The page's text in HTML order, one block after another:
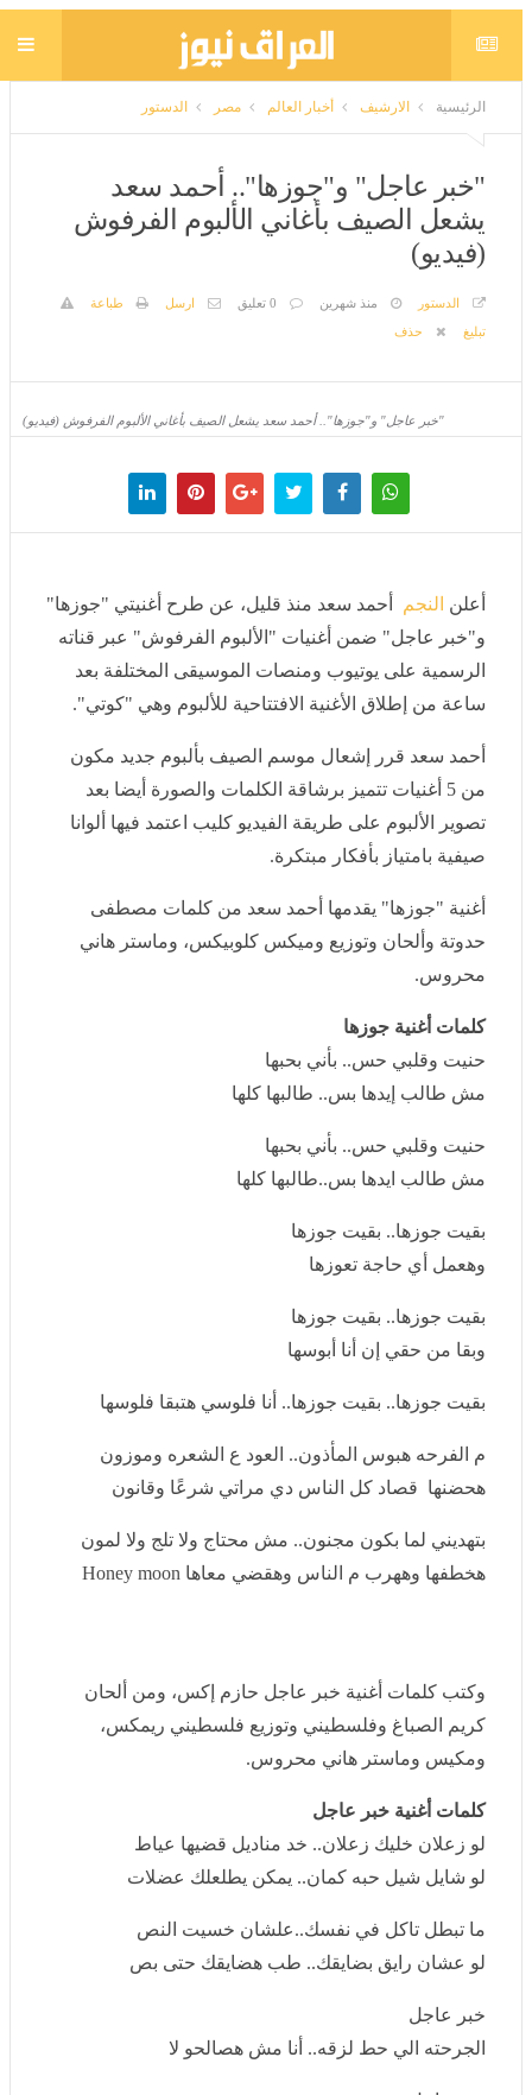
الرئيسية الارشيف أخبار العالم الدستور
"خبر عاجل" و"جوزها".. أحمد سعد يشعل
الصيف بأغاني الألبوم الفرفوش (فيديو)
الدستور
"خبر عاجل" و"جوزها".. أحمد سعد يشعل الصيف بأغاني الألبوم الفرفوش (فيديو)
أعلنالنجمأحمد سعد منذ قليل، عن طرح أغنيتي "جوزها"
و"خبر عاجل" ضمن أغنيات "الألبوم الفرفوش" عبر قناته
الرسمية على يوتيوب ومنصات الموسيقى المختلفة بعد
ساعة من إطلاق الأغنية الافتتاحية للألبوم وهي "كوتي".
أحمد سعد قرر إشعال موسم الصيف بألبوم جديد مكون من
5 أغنيات تتميز برشاقة الكلمات والصورة أيضا بعد تصوير
الألبوم على طريقة الفيديو كليب اعتمد فيها ألوانا صيفية
بامتياز بأفكار مبتكرة.
أغنية "جوزها" يقدمها أحمد سعد من كلمات مصطفى حدوتة
وألحان وتوزيع وميكس كلوبيكس، وماستر هاني محروس.
حنيت وقلبي حس.. بأني بحبها
مش طالب إيدها بس.. طالبها كلها
حنيت وقلبي حس.. بأني بحبها
مش طالب ايدها بس..طالبها كلها
بقيت جوزها.. بقيت جوزها
وهعمل أي حاجة تعوزها
بقيت جوزها.. بقيت جوزها
وبقا من حقي إن أنا أبوسها
بقيت جوزها.. بقيت جوزها.. أنا فلوسي هتبقا فلوسها
هحضنها قصاد كل الناس دي مراتي شرعًا وقانون
بتهديني لما بكون مجنون.. مش محتاج ولا تلج ولا لمون
هخطفها وههرب م الناس وهقضي معاها Honey moon
وكتب كلمات أغنية خبر عاجل حازم إكس، ومن ألحان كريم
وماستر هاني محروس.
لو زعلان خليك زعلان.. خد مناديل قضيها عياط
لو شايل شيل حبه كمان.. يمكن يطلعلك عضلات